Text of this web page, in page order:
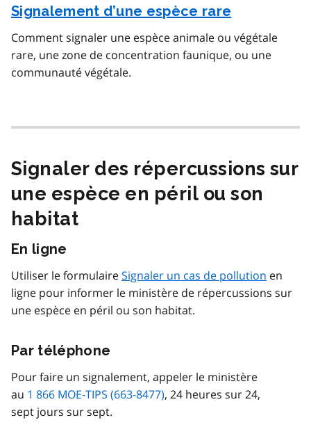
Signalement d’une espèce rare
Comment signaler une espèce animale ou végétale
rare, une zone de concentration faunique, ou une
communauté végétale.
Signaler des répercussions sur
une espèce en péril ou son
habitat
En ligne
Utiliser le formulaireSignaler un cas de pollution en
ligne pour informer le ministère de répercussions sur
une espèce en péril ou son habitat.
Par téléphone
Pour faire un signalement, appeler le ministère
au 1 866 MOE-TIPS (663-8477), 24 heures sur 24,
sept jours sur sept.